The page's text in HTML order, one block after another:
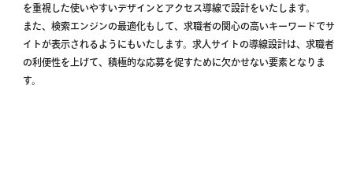
を重視した使いやすいデザインとアクセス導線で設計をいたします。
また、検索エンジンの最適化もして、求職者の関心の高いキーワードでサ
イトが表示されるようにもいたします。求人サイトの導線設計は、求職者
の利便性を上げて、積極的な応募を促すために欠かせない要素となりま
す。